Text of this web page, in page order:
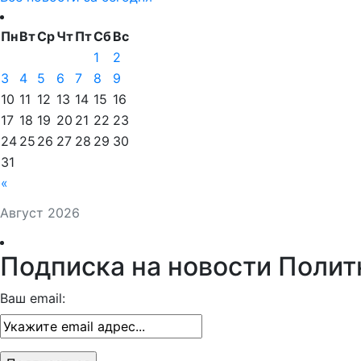
Август 2026
ПнВтСрЧтПтСбВс
«
1
2
3
4 5 6 7 8
9
10 11 12 13 14 15 16
17 18 19 20 21 22 23
24 25 26 27 28 29 30
31
Подписка на новости
Ваш email: